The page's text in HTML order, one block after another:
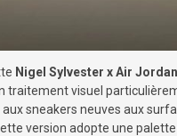
Nigel Sylvester x Air
traitement visuel
sneakers neuves aux
version adopte une